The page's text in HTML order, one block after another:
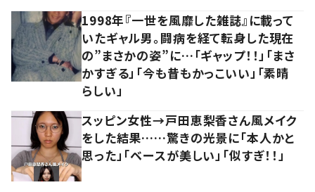
1998年『一世を風靡した雑誌』に載って
いたギャル男。闘病を経て転身した現在
の”まさかの姿”に…「ギャップ！！」「まさ
かすぎる」「今も昔もかっこいい」「素晴
らしい」
スッピン女性→戸田恵梨香さん風メイク
をした結果……驚きの光景に「本人かと
思った」「ベースが美しい」「似すぎ！！」